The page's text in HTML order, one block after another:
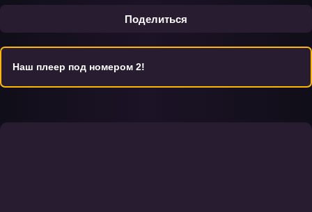
Поделиться
Наш плеер под номером 2!